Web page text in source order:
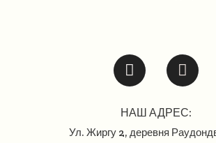
НАШ АДРЕС:
Ул. Жиргу 2, деревня